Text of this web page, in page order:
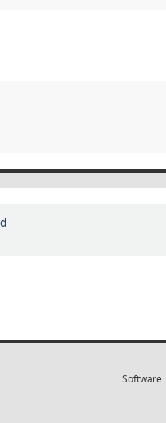
Software: